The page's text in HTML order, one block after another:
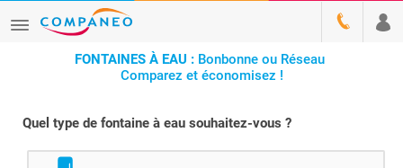
FONTAINES À EAU : Bonbonne ou Réseau
Comparez et économisez !
Quel type de fontaine à eau souhaitez-vous ?